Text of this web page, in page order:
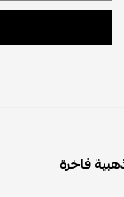
فاخرة